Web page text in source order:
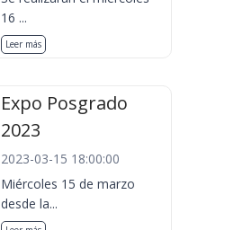
16 ...
Leer más
Expo Posgrado
2023
2023-03-15 18:00:00
Miércoles 15 de marzo
desde la...